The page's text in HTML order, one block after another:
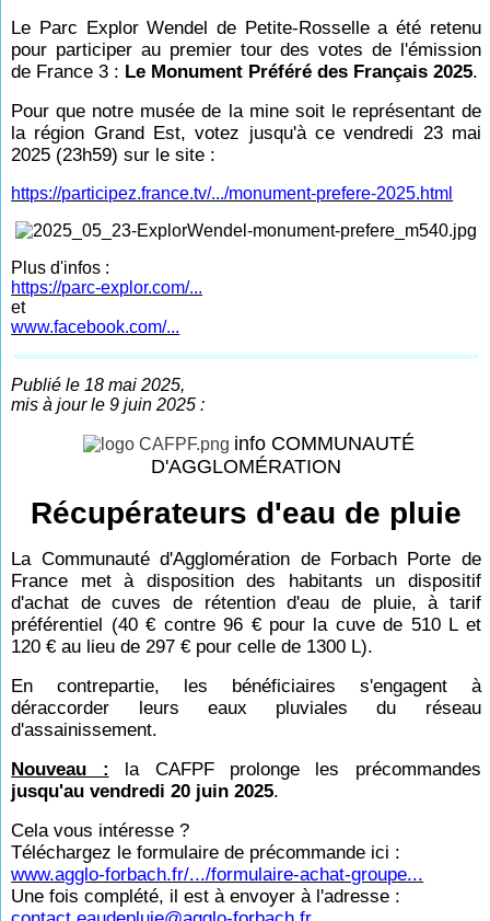
Le Parc Explor Wendel de Petite-Rosselle a été retenu
pour participer au premier tour des votes de l'émission
de France 3 : Le Monument Préféré des Français 2025.
Pour que notre musée de la mine soit le représentant de
la région Grand Est, votez jusqu'à ce vendredi 23 mai
2025 (23h59) sur le site :
https://participez.france.tv/.../monument-prefere-2025.html
Plus d'infos :
https://parc-explor.com/...
et
www.facebook.com/...
Publié le 18 mai 2025,
mis à jour le 9 juin 2025 :
info COMMUNAUTÉ
D'AGGLOMÉRATION
Récupérateurs d'eau de pluie
La Communauté d'Agglomération de Forbach Porte de
France met à disposition des habitants un dispositif
d'achat de cuves de rétention d'eau de pluie, à tarif
préférentiel (40 € contre 96 € pour la cuve de 510 L et
120 € au lieu de 297 € pour celle de 1300 L).
En contrepartie, les bénéficiaires s'engagent à
déraccorder leurs eaux pluviales du réseau
d'assainissement.
Nouveau : la CAFPF prolonge les précommandes
jusqu'au vendredi 20 juin 2025.
Cela vous intéresse ?
Téléchargez le formulaire de précommande ici :
www.agglo-forbach.fr/.../formulaire-achat-groupe...
Une fois complété, il est à envoyer à l'adresse :